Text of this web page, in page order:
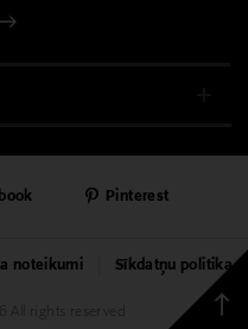
Back
to
All rights reserved
noteikumi Sīkdatņu politika
Pinterest